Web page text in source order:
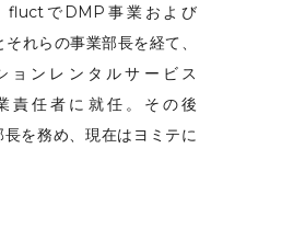
fluctでDMP事業および
れらの事業部長を経て、
ョンレンタルサービス
責任者に就任。その後
を務め、現在はヨミテに